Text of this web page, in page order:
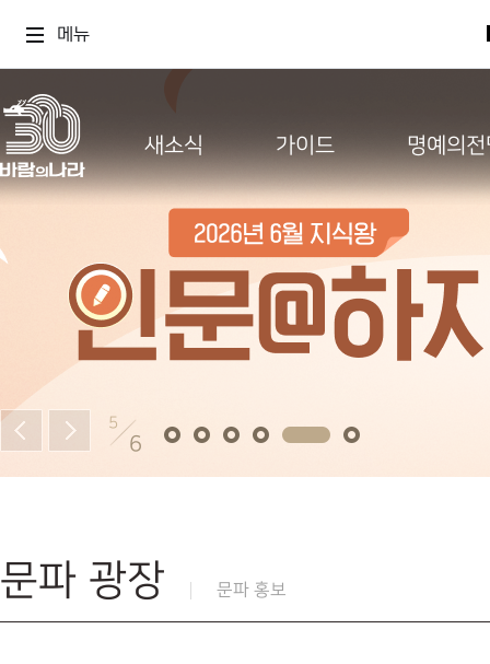
메뉴
새소식 가이드 명예의
5
6
문파 광장 문파 홍보